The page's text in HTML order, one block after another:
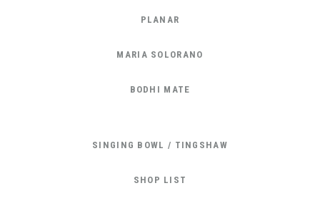
PLANAR
MARIA SOLORANO
BODHI MATE
SINGING BOWL / TINGSHAW
SHOP LIST